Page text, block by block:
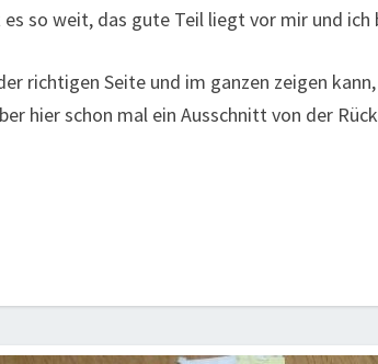
so weit, das gute Teil liegt vor mir und ich
richtigen Seite und im ganzen zeigen
hier schon mal ein Ausschnitt von der